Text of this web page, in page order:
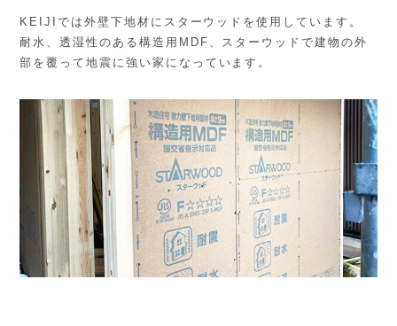
KEIJIでは外壁下地材にスターウッドを使用しています。
耐水、透湿性のある構造用MDF、スターウッドで建物の外
部を覆って地震に強い家になっています。